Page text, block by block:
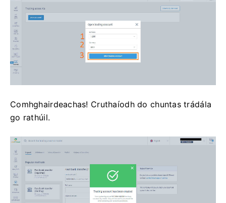
Comhghairdeachas! Cruthaíodh do chuntas trádála
go rathúil.